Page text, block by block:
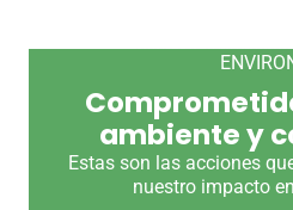
ambiente y
Estas son las acciones
nuestro impacto